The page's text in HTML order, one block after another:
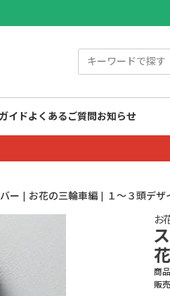
イドよくあるご質問お知らせ
ー | お花の三輪車編 | １～３頭デザ
お
商
販